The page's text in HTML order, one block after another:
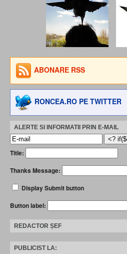
ABONARE RSS
RONCEA.RO PE TWITTER
ALERTE SI INFORMATII PRIN E-MAIL
Title:
Thanks Message:
Display Submit button
Button label:
REDACTOR ȘEF
PUBLICIST LA: